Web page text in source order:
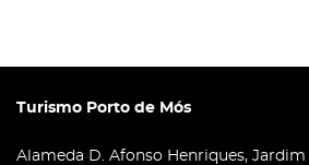
Turismo Porto de Mós
Alameda D. Afonso Henriques,